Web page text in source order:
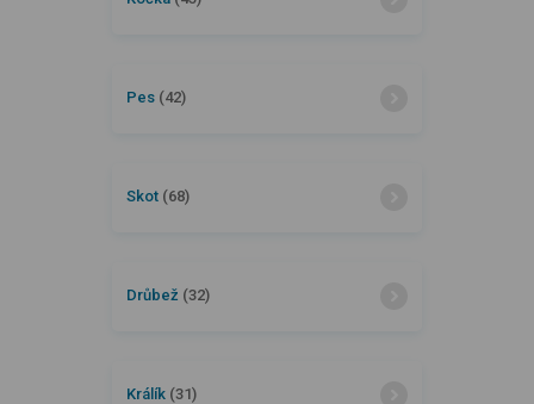
Pes (42)
Skot (68)
Drůbež (32)
Králík (31)